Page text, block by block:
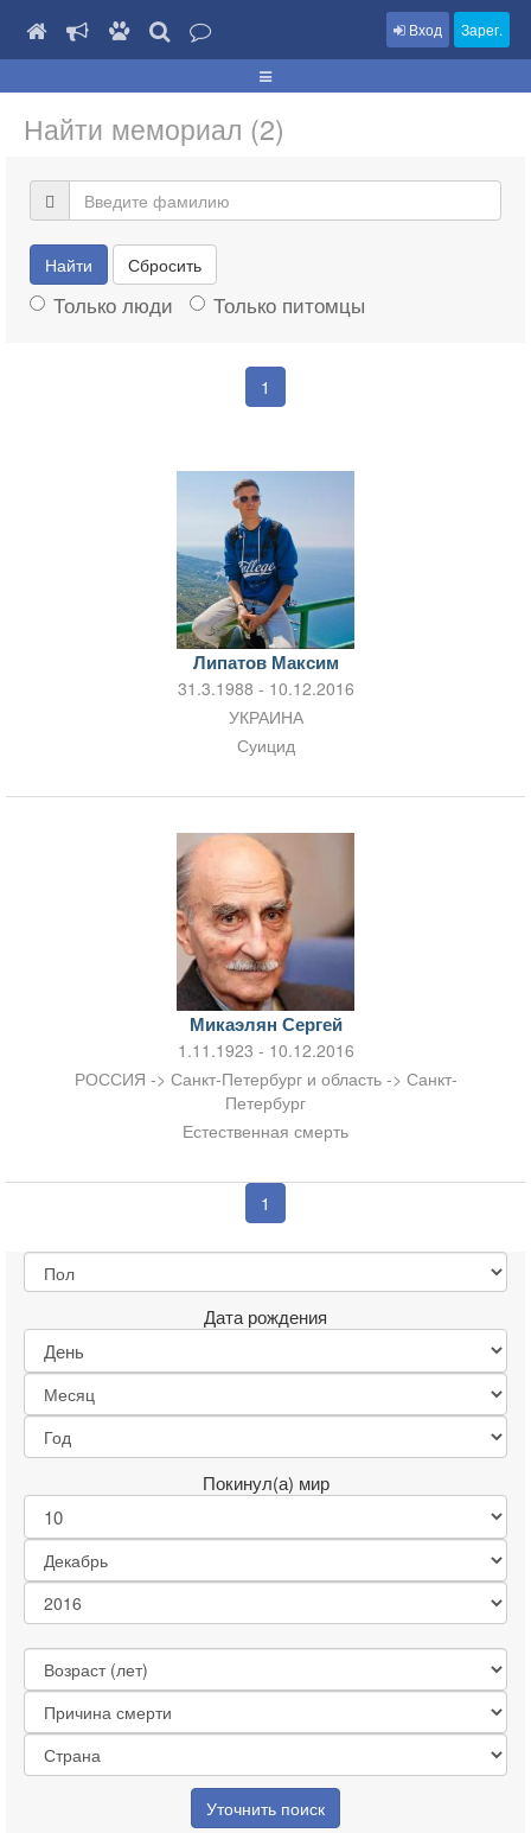
Вход Зарег.
Найти мемориал (2)
Найти Сбросить
Только люди Только питомцы
1
Липатов Максим
31.3.1988 - 10.12.2016
УКРАИНА
Суицид
Микаэлян Сергей
1.11.1923 - 10.12.2016
РОССИЯ -> Санкт-Петербург и область -> Санкт-
Петербург
Естественная смерть
1
Дата рождения
Покинул(а) мир
Уточнить поиск